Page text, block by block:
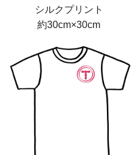
シルクプリント
約30cm×30cm